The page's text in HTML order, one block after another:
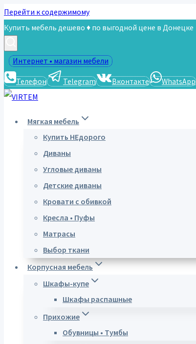
Перейти к содержимому
Купить мебель дешево ♦ по выгодной цене в Донецке
Интернет • магазин мебели
Телефон Telegram Вконтакте WhatsApp
Мягкая мебель
Купить НЕдорого
Диваны
Угловые диваны
Детские диваны
Кровати с обивкой
Кресла • Пуфы
Матрасы
Выбор ткани
Корпусная мебель
Шкафы-купе
Шкафы распашные
Прихожие
Обувницы • Тумбы